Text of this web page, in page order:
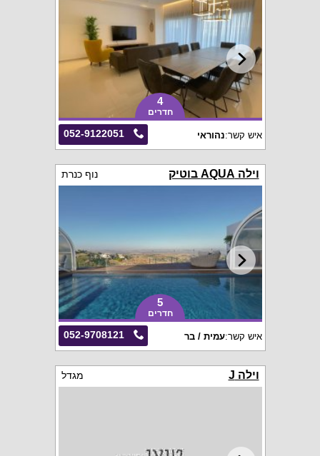
4
חדרים
052-9122051 איש קשר:נהוראי
וילה AQUA בוטיק נוף כנרת
5
חדרים
052-9708121 איש קשר:עמית / בר
וילה J מגדל